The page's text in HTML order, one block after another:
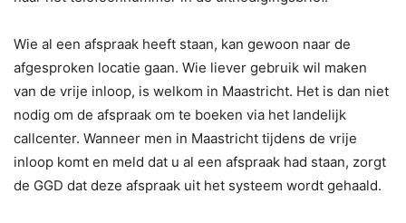
Wie al een afspraak heeft staan, kan gewoon naar de
afgesproken locatie gaan. Wie liever gebruik wil maken
van de vrije inloop, is welkom in Maastricht. Het is dan niet
nodig om de afspraak om te boeken via het landelijk
callcenter. Wanneer men in Maastricht tijdens de vrije
inloop komt en meld dat u al een afspraak had staan, zorgt
de GGD dat deze afspraak uit het systeem wordt gehaald.